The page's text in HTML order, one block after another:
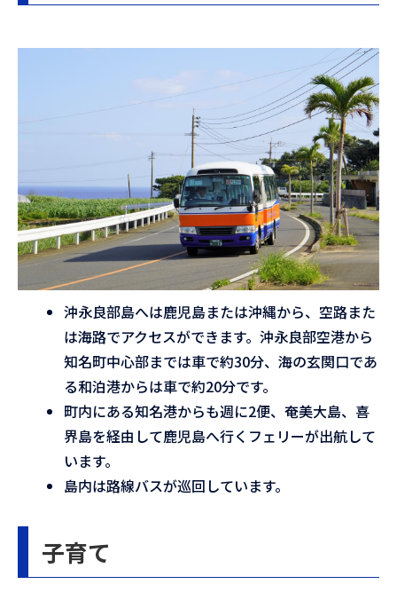
沖永良部島へは鹿児島または沖縄から、空路また
は海路でアクセスができます。沖永良部空港から
知名町中心部までは車で約30分、海の玄関口であ
る和泊港からは車で約20分です。
町内にある知名港からも週に2便、奄美大島、喜
界島を経由して鹿児島へ行くフェリーが出航して
います。
島内は路線バスが巡回しています。
子育て